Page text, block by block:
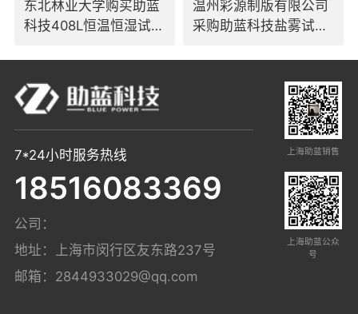
东北林业大学购买助蓝
科技408L恒温恒湿试验
温州彩源制版有限公司
采购助蓝科技盐雾试验
7*24小时服务热线
18516083369
公司：
地址：上海市闵行区友东路237号
邮箱： 2844933029@qq.com
上海助蓝销售
上海助蓝公众
号